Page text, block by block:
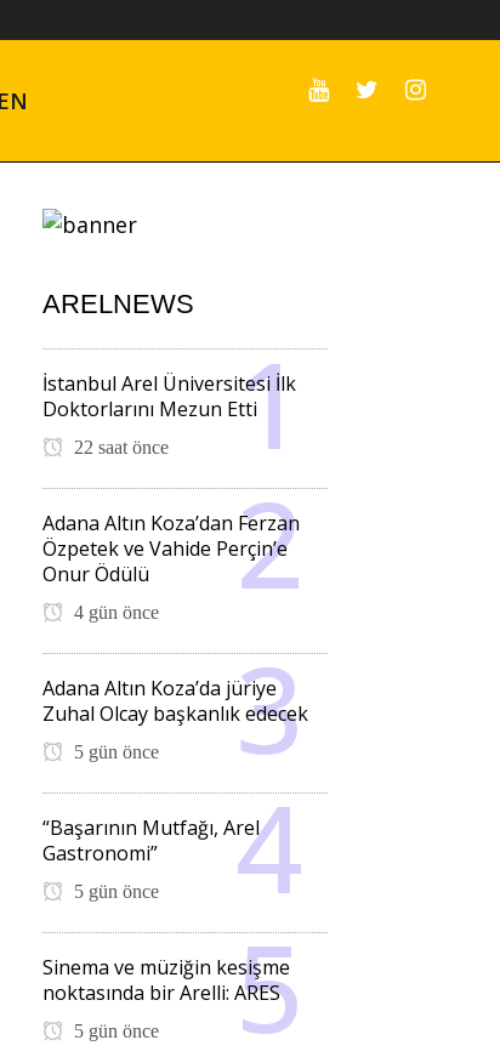
ARELNEWS
İstanbul Arel Üniversitesi İlk
Doktorlarını Mezun Etti
22 saat önce
Adana Altın Koza’dan Ferzan
Özpetek ve Vahide Perçin’e
Onur Ödülü
4 gün önce
Adana Altın Koza’da jüriye
Zuhal Olcay başkanlık edecek
5 gün önce
“Başarının Mutfağı, Arel
Gastronomi”
5 gün önce
Sinema ve müziğin kesişme
noktasında bir Arelli: ARES
5 gün önce